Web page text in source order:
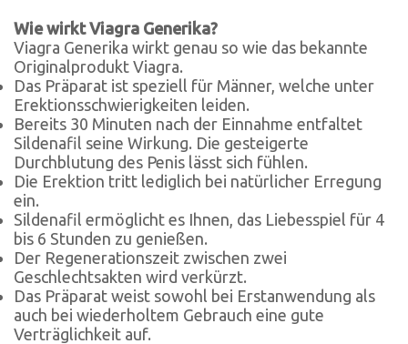
Wie wirkt Viagra Generika?
Viagra Generika wirkt genau so wie das bekannte
Originalprodukt Viagra.
Das Präparat ist speziell für Männer, welche unter
Erektionsschwierigkeiten leiden.
Bereits 30 Minuten nach der Einnahme entfaltet
Sildenafil seine Wirkung. Die gesteigerte
Durchblutung des Penis lässt sich fühlen.
Die Erektion tritt lediglich bei natürlicher Erregung
ein.
Sildenafil ermöglicht es Ihnen, das Liebesspiel für 4
bis 6 Stunden zu genießen.
Der Regenerationszeit zwischen zwei
Geschlechtsakten wird verkürzt.
Das Präparat weist sowohl bei Erstanwendung als
auch bei wiederholtem Gebrauch eine gute
Verträglichkeit auf.